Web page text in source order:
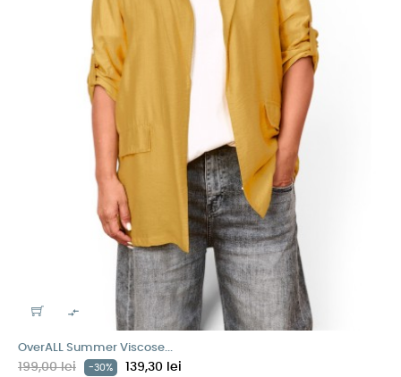

OverALL Summer Viscose...
199,00 lei -30% 139,30 lei